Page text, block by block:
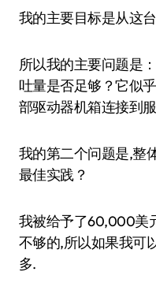
我的主要目标是从这
所以我的主要问题是
吐量是否足够？它似
部驱动器机箱连接到
我的第二个问题是,整
最佳实践？
我被给予了60,000美
不够的,所以如果我可
多.